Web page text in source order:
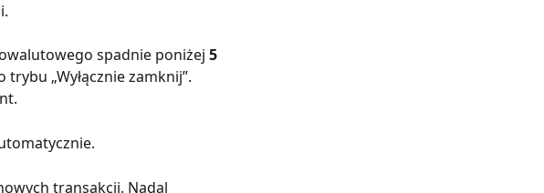
spadnie poniżej 5
trybu „Wyłącznie zamknij”.
transakcji. Nadal